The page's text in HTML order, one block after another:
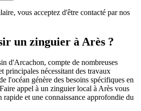
vous acceptez d'être contacté par nos
un zinguier à Arès ?
d'Arcachon, compte de nombreuses
principales nécessitant des travaux
l'océan génère des besoins spécifiques en
Faire appel à un zinguierlocal à Arès vous
et une connaissance approfondie du